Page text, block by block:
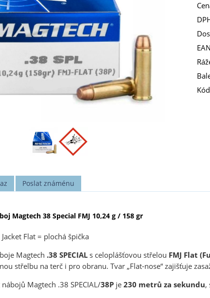
Poslat známénu
Magtech 38 Special FMJ 10,24 g / 158 gr
Flat = plochá špička
Magtech .38 SPECIALs celoplášťovou střelou FMJ Flat
střelbu na terč i pro obranu. Tvar „Flat-nose“ zajišťuje
Magtech .38 SPECIAL/38Pje230 metrů za sekundu,